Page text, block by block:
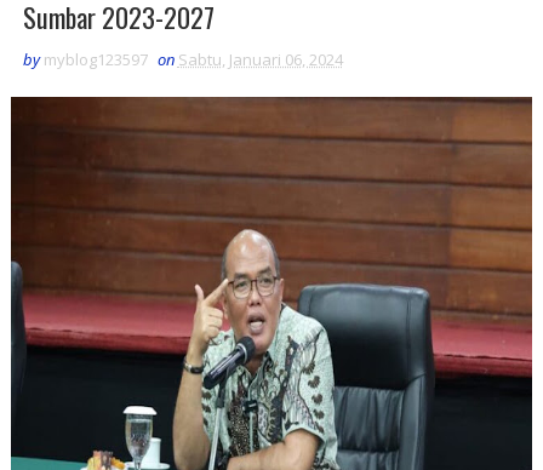
Sumbar 2023-2027
by myblog123597 on Sabtu, Januari 06, 2024